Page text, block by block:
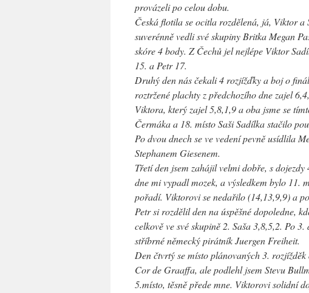
provázeli po celou dobu.
Česká flotila se ocitla rozdělená, já, Viktor
suverénně vedli své skupiny Britka Megan
skóre 4 body. Z Čechů jel nejlépe Viktor
15. a Petr 17.
Druhý den nás čekali 4 rozjížďky a boj o
roztržené plachty z předchozího dne zajel
Viktora, který zajel 5,8,1,9 a oba jsme se
Čermáka a 18. místo Saši Sadílka stačilo
Po dvou dnech se ve vedení pevně usídlila
Stephanem Giesenem.
Třetí den jsem zahájil velmi dobře, s
dne mi vypadl mozek, a výsledkem bylo 11.
pořadí. Viktorovi se nedařilo (14,13,9,9) a
Petr si rozdělil den na úspěšné dopoledne,
celkově ve své skupině 2. Saša 3,8,5,2. Po
stříbrné německý pirátník Juergen Freiheit.
Den čtvrtý se místo plánovaných 3.
Cor de Graaffa, ale podlehl jsem Stevu
5.místo, těsně přede mne. Viktorovi solidní